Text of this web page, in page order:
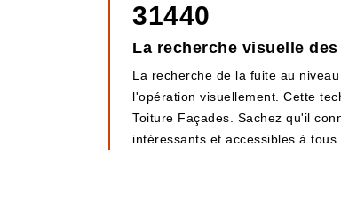
31440
La recherche visuelle
La recherche de la fuite au
l'opération visuellement. Cette
Toiture Façades. Sachez qu'il
intéressants et accessibles à tous.